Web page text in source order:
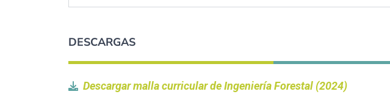
DESCARGAS
Descargar malla curricular de Ingeniería Forestal (2024)